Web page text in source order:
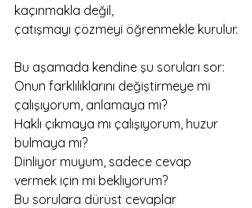
kaçınmakla değil,
çatışmayı çözmeyi öğrenmekle kurulur.
Bu aşamada kendine şu soruları sor:
Onun farklılıklarını değiştirmeye mi
çalışıyorum, anlamaya mı?
Haklı çıkmaya mı çalışıyorum, huzur
bulmaya mı?
Dinliyor muyum, sadece cevap
vermek için mi bekliyorum?
Bu sorulara dürüst cevaplar